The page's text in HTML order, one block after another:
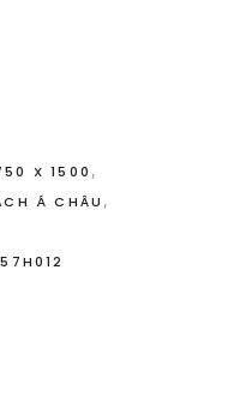
X 1500 ,
Á CHÂU ,